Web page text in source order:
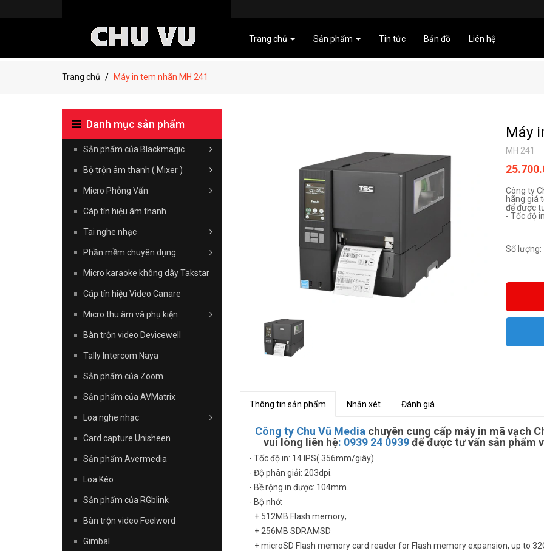
Trang chủ Sản phẩm Tin tức Bản đồ Liên hệ
Trang chủ Máy in tem nhãn MH 241
Máy
MH 241
Công ty
hãng giá
để được
- Tốc độ
Số lượng:
Thông tin sản phẩm Nhận xét Đánh giá
Công ty Chu Vũ Media chuyên cung cấp máy in mã vạch
vui lòng liên hệ: 0939 24 0939 để được tư vấn sản phẩm
- Tốc độ in: 14 IPS( 356mm/giây).
- Độ phân giải: 203dpi.
- Bề rộng in được: 104mm.
- Bộ nhớ:
+ 512MB Flash memory;
+ 256MB SDRAMSD
+ microSD Flash memory card reader for Flash memory expansion, up to
Danh mục sản phẩm
Sản phẩm của Blackmagic
Bộ trộn âm thanh ( Mixer )
Micro Phỏng Vấn
Cáp tín hiệu âm thanh
Tai nghe nhạc
Phần mềm chuyên dụng
Micro karaoke không dây Takstar
Cáp tín hiệu Video Canare
Micro thu âm và phụ kiện
Bàn trộn video Devicewell
Tally Intercom Naya
Sản phẩm của Zoom
Sản phẩm của AVMatrix
Loa nghe nhạc
Card capture Unisheen
Sản phẩm Avermedia
Loa Kéo
Sản phẩm của RGblink
Bàn trộn video Feelword
Gimbal